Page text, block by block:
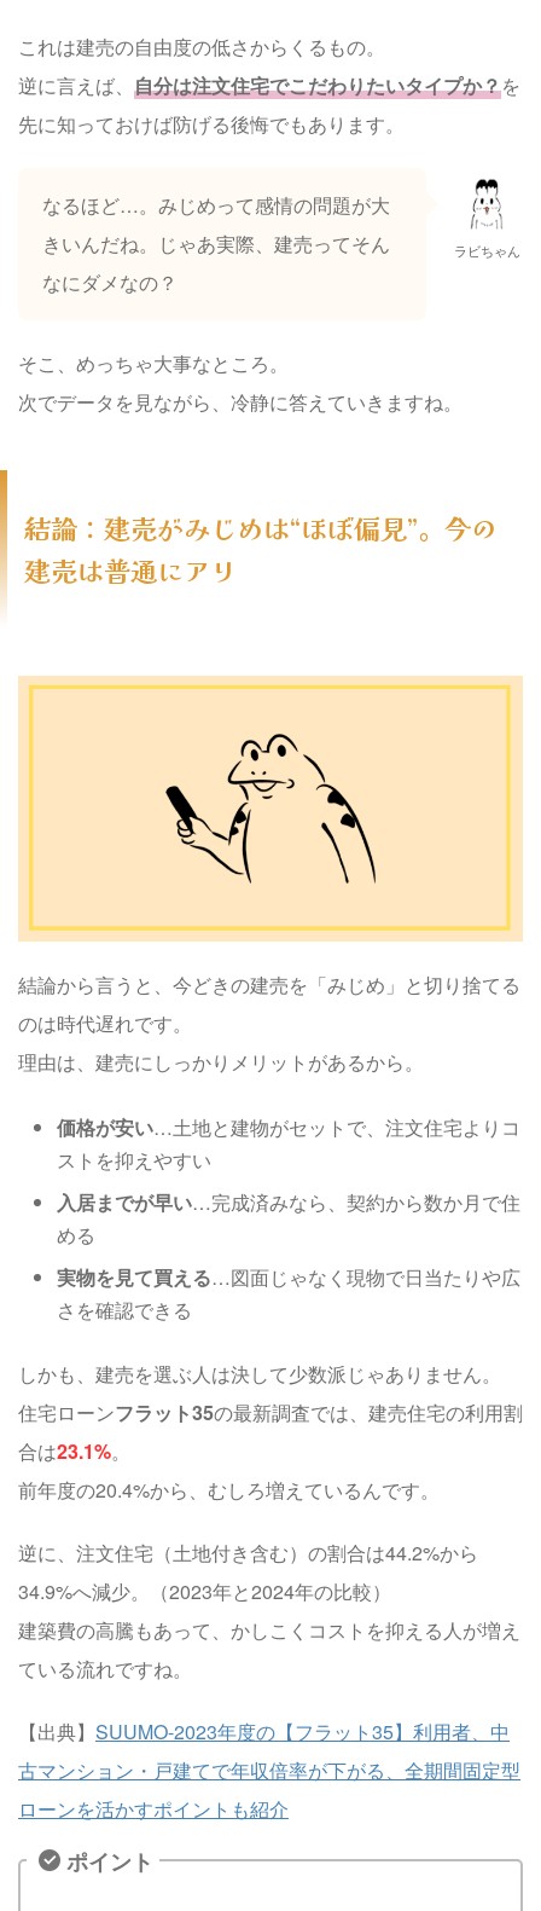
これは建売の自由度の低さからくるもの。
逆に言えば、 自分は注文住宅でこだわりたいタイプか？を
先に知っておけば防げる後悔でもあります。
なるほど…。みじめって感情の問題が大
きいんだね。じゃあ実際、建売ってそん
なにダメなの？
ラビちゃん
そこ、めっちゃ大事なところ。
次でデータを見ながら、冷静に答えていきますね。
結論：建売がみじめは“ほぼ偏見”。今の
建売は普通にアリ
結論から言うと、今どきの建売を「みじめ」と切り捨てる
のは時代遅れです。
理由は、建売にしっかりメリットがあるから。
価格が安い…土地と建物がセットで、注文住宅よりコ
ストを抑えやすい
入居までが早い…完成済みなら、契約から数か月で住
める
実物を見て買える…図面じゃなく現物で日当たりや広
さを確認できる
しかも、建売を選ぶ人は決して少数派じゃありません。
住宅ローンフラット35の最新調査では、建売住宅の利用割
合は23.1%。
前年度の20.4%から、むしろ増えているんです。
逆に、注文住宅（土地付き含む）の割合は44.2%から
34.9%へ減少。（2023年と2024年の比較）
建築費の高騰もあって、かしこくコストを抑える人が増え
ている流れですね。
【出典】 SUUMO-2023年度の【フラット35】利用者、中
古マンション・戸建てで年収倍率が下がる、全期間固定型
ローンを活かすポイントも紹介
ポイント